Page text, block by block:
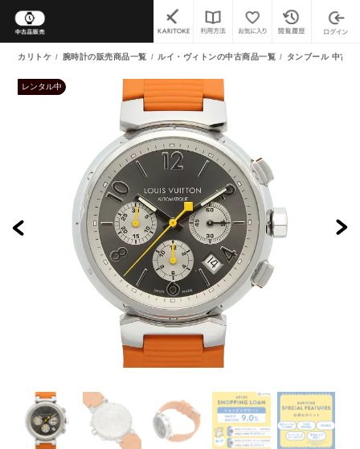
カリトケ 腕時計の販売商品一覧 ルイ・ヴィトンの中古商品一覧 タンブール 中古商
レンタル中